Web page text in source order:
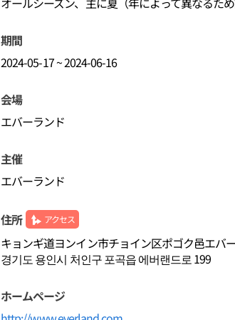
期間
2024-05-17 ~ 2024-06-16
会場
エバーランド
主催
エバーランド
住所 アクセス
キョンギ道ヨンイン市チョイン区ポゴク邑エバ
경기도 용인시 처인구 포곡읍 에버랜드로 199
ホームページ